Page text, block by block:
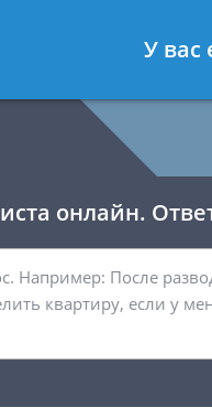
- Юрист по
онлайн.
У вас